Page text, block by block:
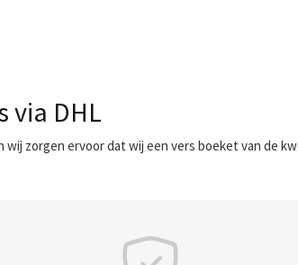
via DHL
zorgen ervoor dat wij een vers boeket van de